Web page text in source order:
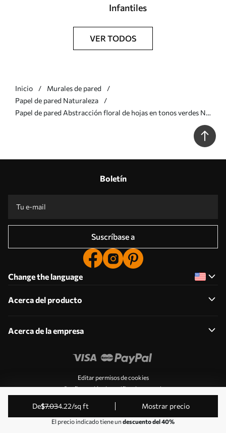
de$7.034.22/sq ft Mostrar precio
El precio indicado tiene un descuento del 40%
Infantiles
VER TODOS
Inicio
Murales de pared
Papel de pared Naturaleza
Papel de pared Abstracción floral de hojas en tonos verdes Nr.
Boletín
Suscríbase a
Change the language
Acerca del producto
Acerca de la empresa
Editar permisos de cookies
Configuración de notificaciones push
© 2011-2026 Uwalls . Todos los derechos reservados.
Gestionado por KLW Sp. z o.o. CIF: PL9223057591.